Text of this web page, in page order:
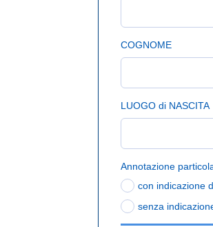
COGNOME
LUOGO di NASCITA
Annotazione
con indicazione
senza